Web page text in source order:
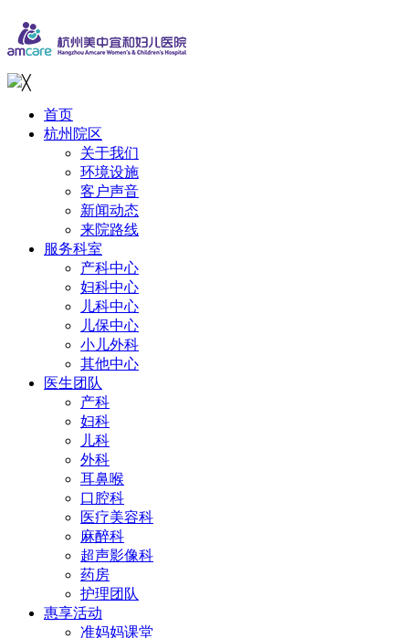
╳
首页
杭州院区
关于我们
环境设施
客户声音
新闻动态
来院路线
服务科室
产科中心
妇科中心
儿科中心
儿保中心
小儿外科
其他中心
医生团队
产科
妇科
儿科
外科
耳鼻喉
口腔科
医疗美容科
麻醉科
超声影像科
药房
护理团队
惠享活动
准妈妈课堂